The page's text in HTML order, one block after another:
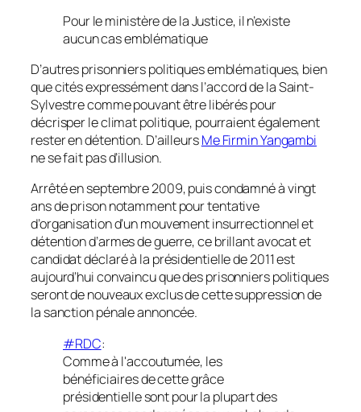
Pour le ministère de la Justice, il n’existe
aucun cas emblématique
D’autres prisonniers politiques emblématiques, bien
que cités expressément dans l’accord de la Saint-
Sylvestre comme pouvant être libérés pour
décrisper le climat politique, pourraient également
rester en détention. D’ailleursMe Firmin Yangambi
ne se fait pas d’illusion.
Arrêté en septembre 2009, puis condamné à vingt
ans de prison notamment pour tentative
d’organisation d’un mouvement insurrectionnel et
détention d’armes de guerre, ce brillant avocat et
candidat déclaré à la présidentielle de 2011 est
aujourd’hui convaincu que des prisonniers politiques
seront de nouveaux exclus de cette suppression de
la sanction pénale annoncée.
#RDC:
Comme à l'accoutumée, les
bénéficiaires de cette grâce
présidentielle sont pour la plupart des